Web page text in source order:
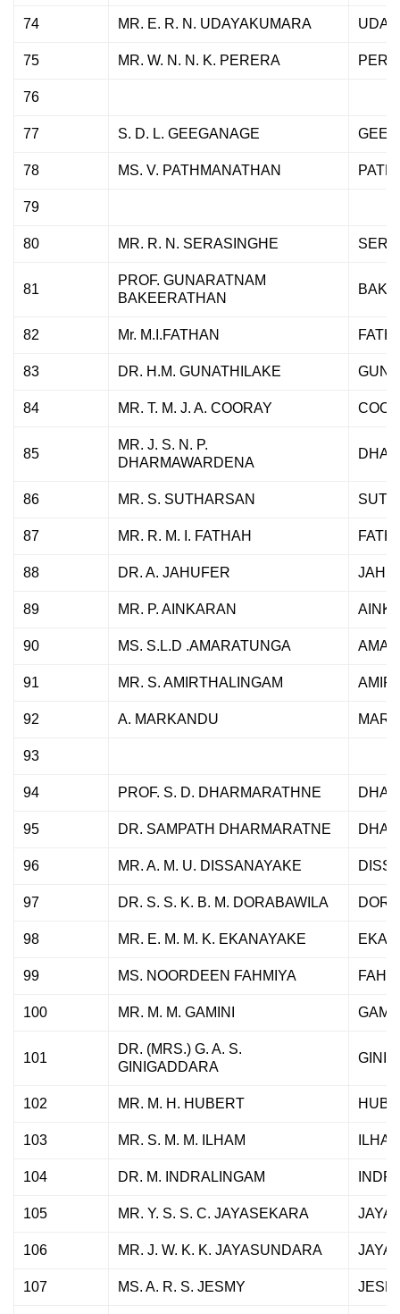
74 MR. E. R. N. UDAYAKUMARA
75 MR. W. N. N. K. PERERA
76
77 S. D. L. GEEGANAGE
78 MS. V. PATHMANATHAN
79
80 MR. R. N. SERASINGHE
81
PROF. GUNARATNAM
BAKEERATHAN
82 Mr. M.I.FATHAN
83 DR. H.M. GUNATHILAKE
84 MR. T. M. J. A. COORAY
85
MR. J. S. N. P.
DHARMAWARDENA
86 MR. S. SUTHARSAN
87 MR. R. M. I. FATHAH
88 DR. A. JAHUFER
89 MR. P. AINKARAN
90 MS. S.L.D .AMARATUNGA
91 MR. S. AMIRTHALINGAM
92 A. MARKANDU
93
94 PROF. S. D. DHARMARATHNE
95 DR. SAMPATH DHARMARATNE
96 MR. A. M. U. DISSANAYAKE
97 DR. S. S. K. B. M. DORABAWILA
98 MR. E. M. M. K. EKANAYAKE
99 MS. NOORDEEN FAHMIYA
100 MR. M. M. GAMINI
101
DR. (MRS.) G. A. S.
GINIGADDARA
102 MR. M. H. HUBERT
103 MR. S. M. M. ILHAM
104 DR. M. INDRALINGAM
105 MR. Y. S. S. C. JAYASEKARA
106 MR. J. W. K. K. JAYASUNDARA
107 MS. A. R. S. JESMY